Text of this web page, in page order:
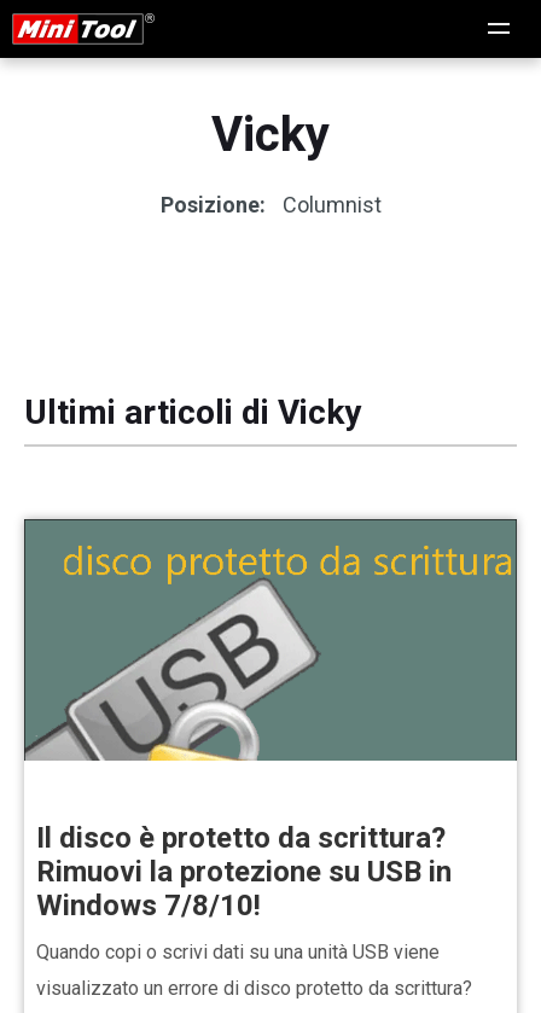
Vicky
Posizione: Columnist
Ultimi articoli di Vicky
Il disco è protetto da scrittura?
Rimuovi la protezione su USB in
Windows 7/8/10!
Quando copi o scrivi dati su una unità USB viene
visualizzato un errore di disco protetto da scrittura?